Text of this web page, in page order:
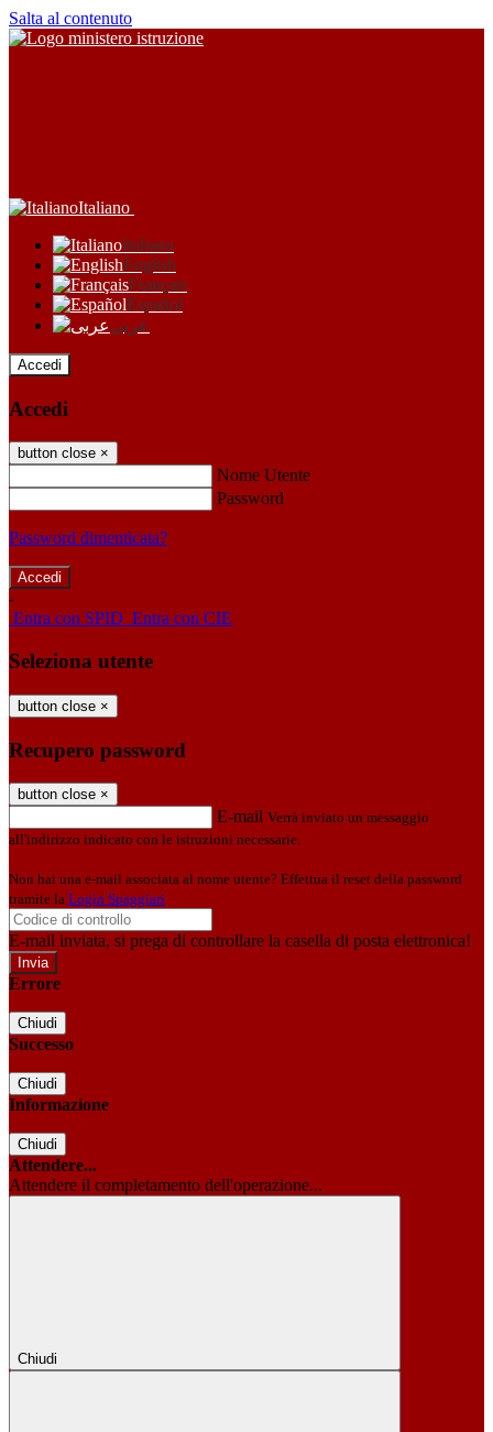
Salta al contenuto
Italiano
Italiano
English
Français
Español
عربى
Accedi
Accedi
button close ×
Nome Utente
Password
Password dimenticata?
-
Entra con SPID Entra con CIE
Seleziona utente
button close ×
Recupero password
button close ×
E-mail Verrà inviato un messaggio
all'indirizzo indicato con le istruzioni necessarie.
Non hai una e-mail associata al nome utente? Effettua il reset della password
tramite la Login Spaggiari
E-mail inviata, si prega di controllare la casella di posta elettronica!
Errore
Chiudi
Successo
Chiudi
Informazione
Chiudi
Attendere...
Attendere il completamento dell'operazione...
Chiudi